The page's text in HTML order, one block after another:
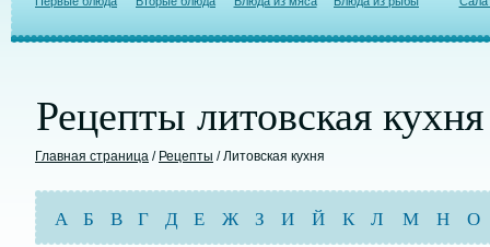
Рецепты литовская кухня
Главная страница / Рецепты / Литовская кухня
А Б В Г Д Е Ж З И Й К Л М Н О